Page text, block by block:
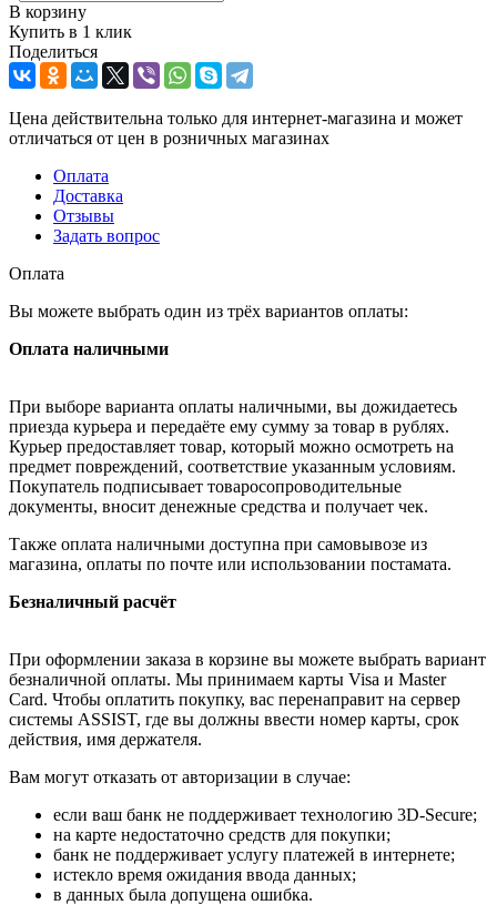
В корзину
Купить в 1 клик
Поделиться
Цена действительна только для интернет-магазина и может
отличаться от цен в розничных магазинах
Оплата
Доставка
Отзывы
Задать вопрос
Оплата
Вы можете выбрать один из трёх вариантов оплаты:
Оплата наличными
При выборе варианта оплаты наличными, вы дожидаетесь
приезда курьера и передаёте ему сумму за товар в рублях.
Курьер предоставляет товар, который можно осмотреть на
предмет повреждений, соответствие указанным условиям.
Покупатель подписывает товаросопроводительные
документы, вносит денежные средства и получает чек.
Также оплата наличными доступна при самовывозе из
магазина, оплаты по почте или использовании постамата.
Безналичный расчёт
При оформлении заказа в корзине вы можете выбрать вариант
безналичной оплаты. Мы принимаем карты Visa и Master
Card. Чтобы оплатить покупку, вас перенаправит на сервер
системы ASSIST, где вы должны ввести номер карты, срок
действия, имя держателя.
Вам могут отказать от авторизации в случае:
если ваш банк не поддерживает технологию 3D-Secure;
на карте недостаточно средств для покупки;
банк не поддерживает услугу платежей в интернете;
истекло время ожидания ввода данных;
в данных была допущена ошибка.